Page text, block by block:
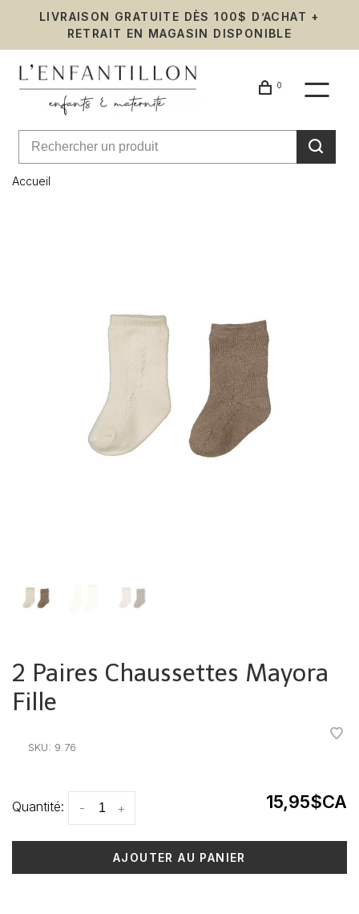
LIVRAISON GRATUITE DÈS 100$ D’ACHAT +
RETRAIT EN MAGASIN DISPONIBLE
0
Accueil
2 Paires Chaussettes Mayora
Fille
SKU: 9.76
Quantité: +
- 15,95$CA
AJOUTER AU PANIER